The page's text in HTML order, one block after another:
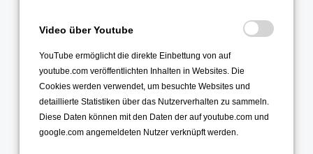
Februar 2023
Dezember 2022
November 2022
Video über Youtube
YouTube ermöglicht die direkte Einbettung von auf
youtube.com veröffentlichten Inhalten in Websites. Die
Cookies werden verwendet, um besuchte Websites und
detaillierte Statistiken über das Nutzerverhalten zu sammeln.
Diese Daten können mit den Daten der auf youtube.com und
google.com angemeldeten Nutzer verknüpft werden.